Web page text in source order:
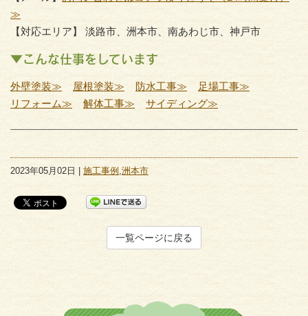
≫
【対応エリア】 淡路市、洲本市、南あわじ市、神戸市
▼こんな仕事をしています
外壁塗装≫ 屋根塗装≫ 防水工事≫
足場工事≫
リフォーム≫
解体工事≫ サイディング≫
2023年05月02日 | 施工事例 ,洲本市
一覧ページに戻る